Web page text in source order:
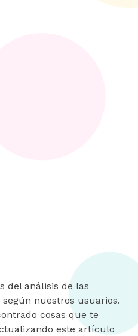
del análisis de las
nuestros usuarios.
cosas que te
este artículo